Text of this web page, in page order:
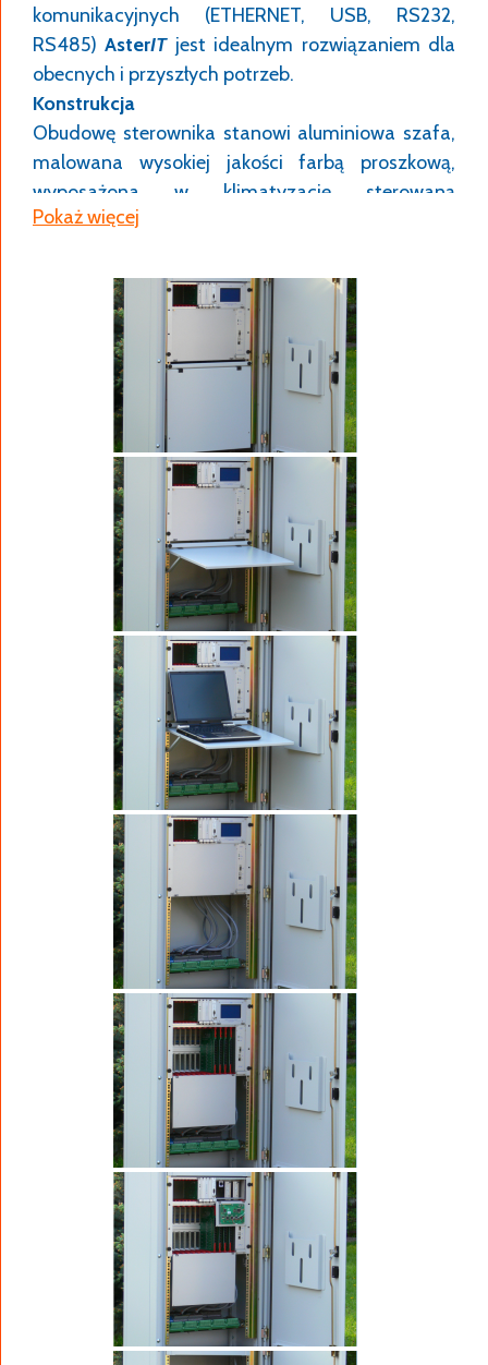
komunikacyjnych (ETHERNET, USB, RS232,
RS485)AsterITjest idealnym rozwiązaniem dla
obecnych i przyszłych potrzeb.
Konstrukcja
Obudowę sterownika stanowi aluminiowa szafa,
malowana wysokiej jakości farbą proszkową,
wyposażona w klimatyzację sterowaną
dwupunktowym termostatem.
swobodny dostęp do wszystkich podzespołów
sterownika bez konieczności stosowania
dodatkowych drzwi. Brak drzwi z tyłu szafy
zwiększa elastyczność instalacji urządzenia w
terenie, pozwalając na jego zabudowę przy
ścianie i we wnękach.
Dwusystemowa kaseta EUROCARD 19″ dla
modułów elektronicznych o wysokości 3U oraz
6U w połączeniu z dedykowanym systemem
przyłączeń daje to prawie nieograniczone
możliwości stosowania różnorodnych modułów,
także innych producentów.
Modułowy system stabilnych sprężynowych
złączy wtykanych ST-COMBI umożliwia łatwe
odłączenia kasety i wyjęcie jej z szafy podczas
instalacji, czy też konserwacji sterownika, bez
naruszania istniejących połączeń z
sygnalizatorami oraz detektorami.
Architektura fizyczna sterownika
SterownikAsterITposiada konstrukcję modułową,
co pozwala na tworzenie dowolnych konfiguracji
ściśle dopasowanych do wykonywanych na
skrzyżowaniu zadań. Wszystkie moduły
funkcjonalne sterownika połączone są magistralą
, co umożliwia szybką, dwukierunkową
komunikację pomiędzy modułami. Dodatkowym
zabezpieczeniem działania sterownika jest linia
, poprzez którą każdy moduł może
zażądać bezwarunkowego wyłączenia
sygnalizatorów.
Pokaż więcej